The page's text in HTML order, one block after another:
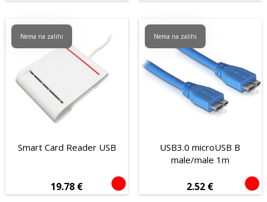
Smart Card Reader USB
19.78 €
Nema na zalihi
USB3.0 microUSB B
male/male 1m
2.52 €
Nema na zalihi